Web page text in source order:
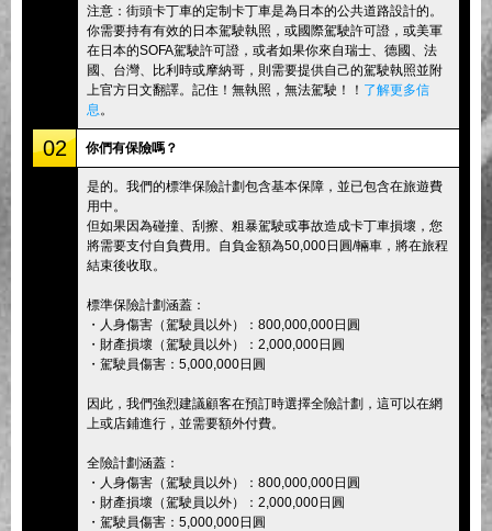
東京 澀谷附店 東京灣
東京 淺草 大阪
沖繩
注意：街頭卡丁車的定制卡丁車是為日本的公共道路設計的。
你需要持有有效的日本駕駛執照，或國際駕駛許可證，或美軍
在日本的SOFA駕駛許可證，或者如果你來自瑞士、德國、法
國、台灣、比利時或摩納哥，則需要提供自己的駕駛執照並附
上官方日文翻譯。記住！無執照，無法駕駛！！ 了解更多信
息 。
02 你們有保險嗎？
是的。我們的標準保險計劃包含基本保障，並已包含在旅遊費
用中。
但如果因為碰撞、刮擦、粗暴駕駛或事故造成卡丁車損壞，您
將需要支付自負費用。自負金額為50,000日圓/輛車，將在旅程
結束後收取。
標準保險計劃涵蓋：
・人身傷害（駕駛員以外）：800,000,000日圓
・財產損壞（駕駛員以外）：2,000,000日圓
・駕駛員傷害：5,000,000日圓
因此，我們強烈建議顧客在預訂時選擇全險計劃，這可以在網
上或店鋪進行，並需要額外付費。
全險計劃涵蓋：
・人身傷害（駕駛員以外）：800,000,000日圓
・財產損壞（駕駛員以外）：2,000,000日圓
・駕駛員傷害：5,000,000日圓